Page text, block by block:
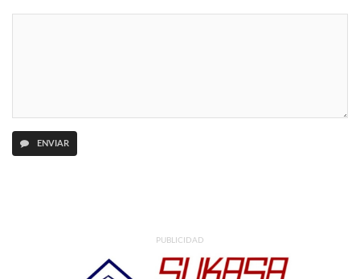
ENVIAR
PUBLICIDAD